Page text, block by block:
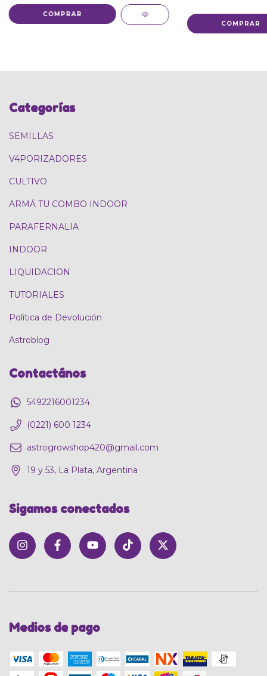
Categorías
SEMILLAS
V4PORIZADORES
CULTIVO
ARMÁ TU COMBO INDOOR
PARAFERNALIA
INDOOR
LIQUIDACION
TUTORIALES
Política de Devolución
Astroblog
Contactános
5492216001234
(0221) 600 1234
astrogrowshop420@gmail.com
19 y 53, La Plata, Argentina
Sigamos conectados
Medios de pago